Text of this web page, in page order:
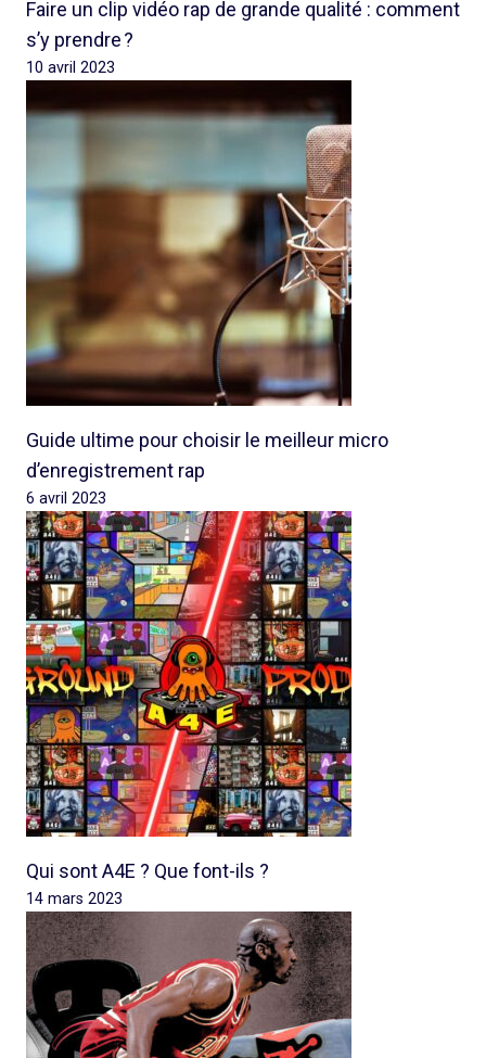
Faire un clip vidéo rap de grande qualité : comment
s’y prendre ?
10 avril 2023
Guide ultime pour choisir le meilleur micro
d’enregistrement rap
6 avril 2023
Qui sont A4E ? Que font-ils ?
14 mars 2023